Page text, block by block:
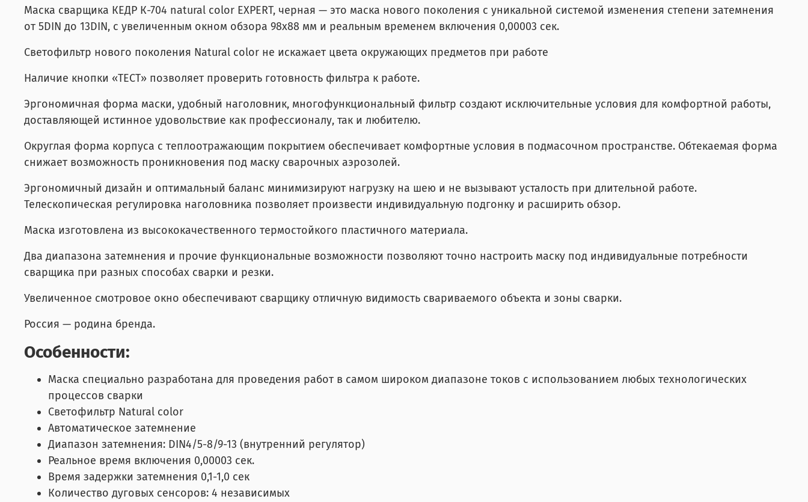
Маска сварщика КЕДР К-704 natural color EXPERT, черная — это маска нового поколения с уникальной системой изменения степени затемнения
от 5DIN до 13DIN, с увеличенным окном обзора 98х88 мм и реальным временем включения 0,00003 сек.
Светофильтр нового поколения Natural color не искажает цвета окружающих предметов при работе
Наличие кнопки «ТЕСТ» позволяет проверить готовность фильтра к работе.
Эргономичная форма маски, удобный наголовник, многофункциональный фильтр создают исключительные условия для комфортной работы,
доставляющей истинное удовольствие как профессионалу, так и любителю.
Округлая форма корпуса с теплоотражающим покрытием обеспечивает комфортные условия в подмасочном пространстве. Обтекаемая форма
снижает возможность проникновения под маску сварочных аэрозолей.
Эргономичный дизайн и оптимальный баланс минимизируют нагрузку на шею и не вызывают усталость при длительной работе.
Телескопическая регулировка наголовника позволяет произвести индивидуальную подгонку и расширить обзор.
Маска изготовлена из высококачественного термостойкого пластичного материала.
Два диапазона затемнения и прочие функциональные возможности позволяют точно настроить маску под индивидуальные потребности
сварщика при разных способах сварки и резки.
Увеличенное смотровое окно обеспечивают сварщику отличную видимость свариваемого объекта и зоны сварки.
Россия — родина бренда.
Особенности:
Маска специально разработана для проведения работ в самом широком диапазоне токов с использованием любых технологических
процессов сварки
Светофильтр Natural color
Автоматическое затемнение
Диапазон затемнения: DIN4/5-8/9-13 (внутренний регулятор)
Реальное время включения 0,00003 сек.
Время задержки затемнения 0,1-1,0 сек
Количество дуговых сенсоров: 4 независимых